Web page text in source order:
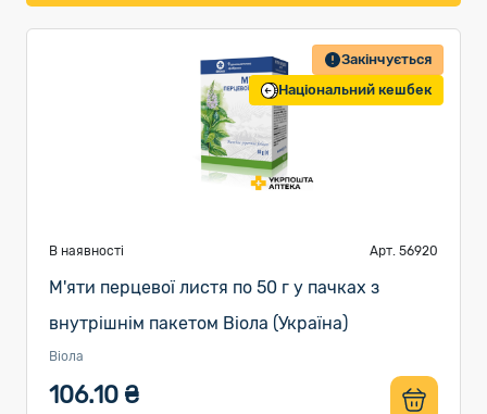
Закінчується
Національний кешбек
В наявності Арт. 56920
М'яти перцевої листя по 50 г у пачках з
внутрішнім пакетом Віола (Україна)
Віола
106.10 ₴